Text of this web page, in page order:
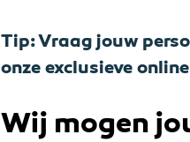
Tip: Vraag jouw
onze exclusieve
Wij mogen